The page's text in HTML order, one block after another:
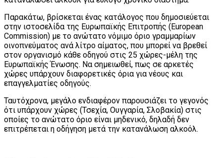
Παρακάτω, βρίσκεται ένας κατάλογος που δημοσιεύεται
στην ιστοσελίδα της Ευρωπαϊκής Επιτροπής (European
Commission) με το ανώτατο νόμιμο όριο γραμμαρίων
οινοπνεύματος ανά λίτρο αίματος, που μπορεί να βρεθεί
στον οργανισμό κάθε οδηγού στις 25 χώρες-μέλη της
Ευρωπαϊκής Ένωσης. Να σημειωθεί, πως σε αρκετές
χώρες υπάρχουν διαφορετικές όρια για νέους και
επαγγελματίες οδηγούς.
Ταυτόχρονα, μεγάλο ενδιαφέρον παρουσιάζει το γεγονός
ότι υπάρχουν χώρες (Τσεχία, Ουγγαρία, Σλοβακία) στις
οποίες το ανώτατο όριο είναι μηδενικό, δηλαδή δεν
επιτρέπεται η οδήγηση μετά την κατανάλωση αλκοόλ.